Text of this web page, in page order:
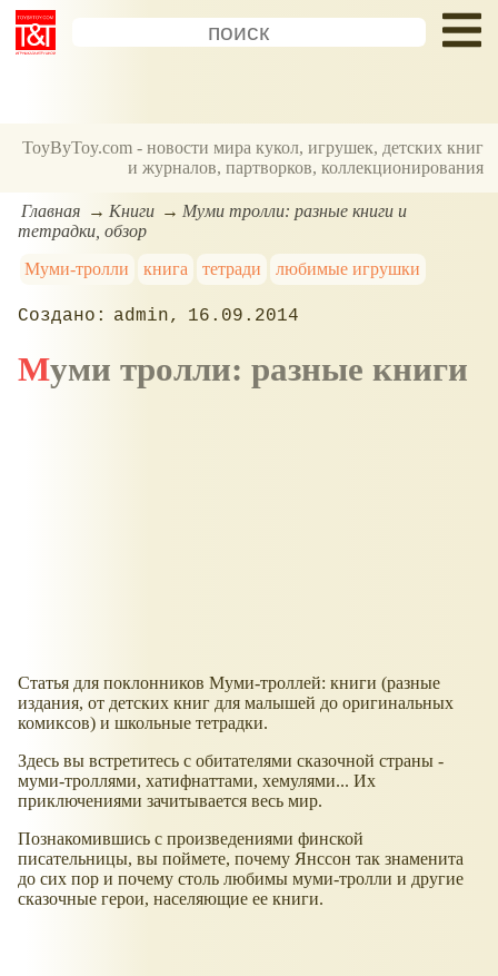
ToyByToy.com - новости мира кукол, игрушек, детских книг
и журналов, партворков, коллекционирования
Главная Книги
Муми тролли: разные книги и
тетрадки, обзор
Муми-тролли
книга тетради любимые игрушки
admin 16.09.2014
Муми тролли: разные книги
Статья для поклонников Муми-троллей: книги (разные
издания, от детских книг для малышей до оригинальных
комиксов) и школьные тетрадки.
Здесь вы встретитесь с обитателями сказочной страны -
муми-троллями, хатифнаттами, хемулями... Их
приключениями зачитывается весь мир.
Познакомившись с произведениями финской
писательницы, вы поймете, почему Янссон так знаменита
до сих пор и почему столь любимы муми-тролли и другие
сказочные герои, населяющие ее книги.